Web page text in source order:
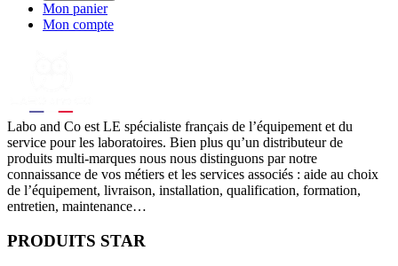
Mon panier
Mon compte
Labo and Co est LE spécialiste français de l’équipement et du
service pour les laboratoires. Bien plus qu’un distributeur de
produits multi-marques nous nous distinguons par notre
connaissance de vos métiers et les services associés : aide au choix
de l’équipement, livraison, installation, qualification, formation,
entretien, maintenance…
PRODUITS STAR